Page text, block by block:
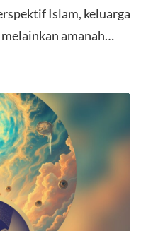
Islam, keluarga
amanah…